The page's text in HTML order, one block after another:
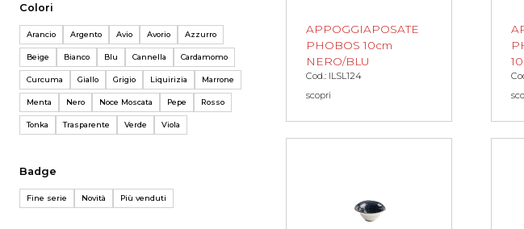
Colori
Arancio Argento Avio Avorio Azzurro
Beige Bianco Blu Cannella Cardamomo
Curcuma Giallo Grigio Liquirizia Marrone
Menta Nero Noce Moscata Pepe Rosso
Tonka Trasparente Verde Viola
Badge
Fine serie Novità Più venduti
APPOGGIAPOSATE
PHOBOS 10cm
NERO/BLU
Cod.: ILSL124
scopri